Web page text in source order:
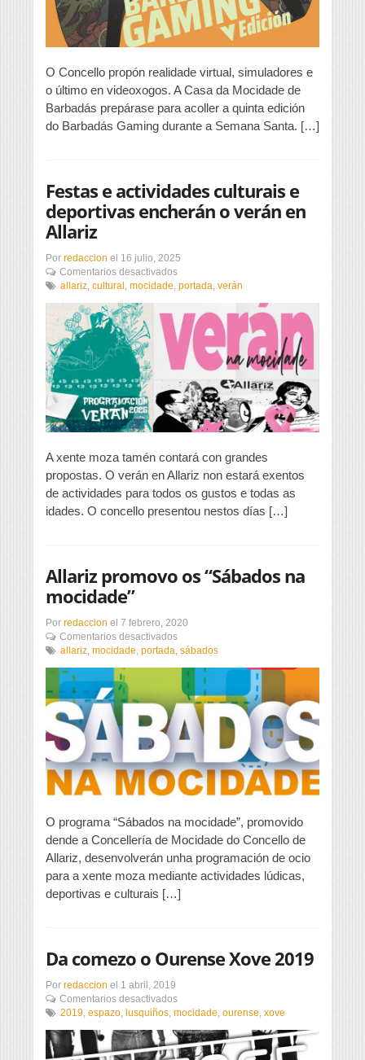
O Concello propón realidade virtual, simuladores e
o último en videoxogos. A Casa da Mocidade de
Barbadás prepárase para acoller a quinta edición
do Barbadás Gaming durante a Semana Santa. […]
Festas e actividades culturais e
deportivas encherán o verán en
Allariz
Por redaccion el 16 julio, 2025
Comentarios desactivadosen
Festas
actividades
culturais
e
deportivas
encherán
o
verán
en
Allariz
allariz, cultural , mocidade, portada, verán
A xente moza tamén contará con grandes
propostas. O verán en Allariz non estará exentos
de actividades para todos os gustos e todas as
idades. O concello presentou nestos días […]
Allariz promovo os “Sábados na
mocidade”
Por redaccion el 7 febrero, 2020
Comentarios desactivadosen
Allariz
“Sábados
na
mocidade”
allariz, mocidade, portada, sábados
O programa “Sábados na mocidade”, promovido
dende a Concellería de Mocidade do Concello de
Allariz, desenvolverán unha programación de ocio
para a xente moza mediante actividades lúdicas,
deportivas e culturais […]
Da comezo o Ourense Xove 2019
Por redaccion el 1 abril, 2019
Comentarios desactivadosen
Da
o
Ourense
2019 espazo lusquiños mocidade ourense xove